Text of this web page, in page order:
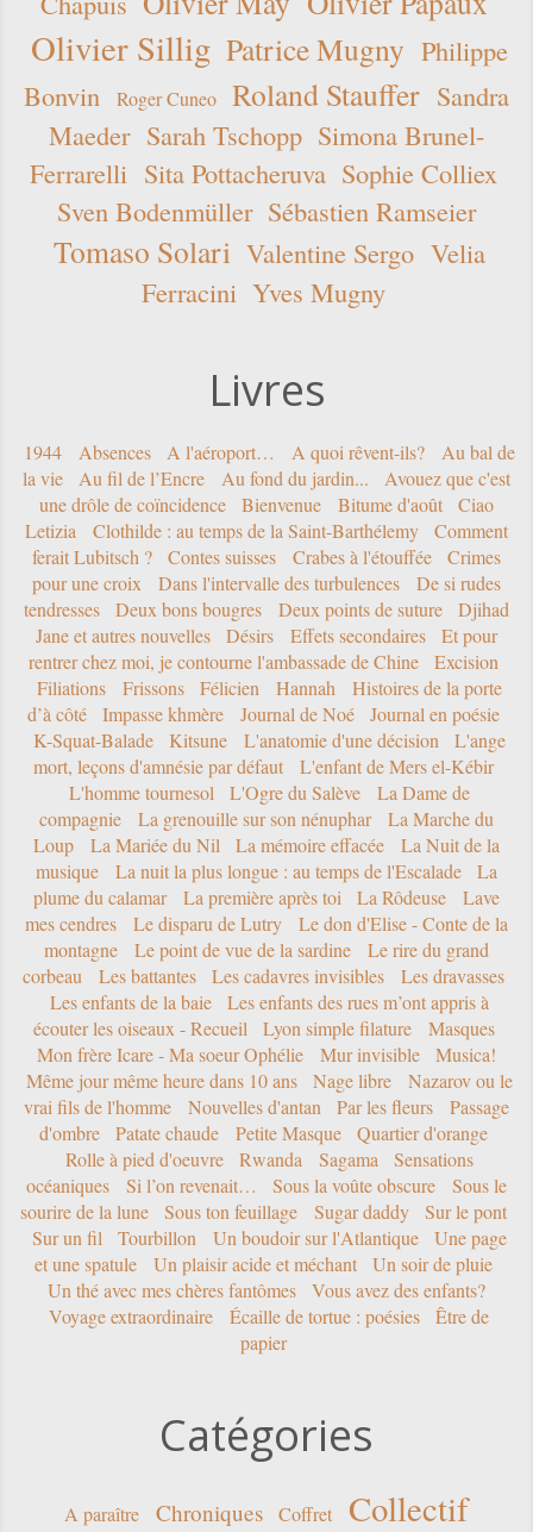
Olivier Sillig Patrice Mugny Philippe
Bonvin
Roger Cuneo Roland Stauffer Sandra
Maeder Sarah Tschopp Simona Brunel-
Ferrarelli Sita Pottacheruva Sophie Colliex
Sven Bodenmüller Sébastien Ramseier
Tomaso Solari Valentine Sergo Velia
Ferracini Yves Mugny
Livres
1944 Absences A l'aéroport… A quoi rêvent-ils?
Au bal de
la vie
Au fil de l’Encre Au fond du jardin...
Avouez que c'est
une drôle de coïncidence
Bienvenue Bitume d'août
Ciao
Letizia
Clothilde : au temps de la Saint-Barthélemy
Comment
ferait Lubitsch ?
Contes suisses Crabes à l'étouffée
Crimes
pour une croix
Dans l'intervalle des turbulences
De si rudes
tendresses
Deux bons bougres Deux points de suture
Djihad
Jane et autres nouvelles
Désirs Effets secondaires
Et pour
rentrer chez moi, je contourne l'ambassade de Chine
Excision
Filiations
Frissons Félicien Hannah
Histoires de la porte
d’à côté
Impasse khmère Journal de Noé
Journal en poésie
K-Squat-Balade
Kitsune L'anatomie d'une décision
L'ange
mort, leçons d'amnésie par défaut
L'enfant de Mers el-Kébir
L'homme tournesol
L'Ogre du Salève
La Dame de
compagnie
La grenouille sur son nénuphar
La Marche du
Loup
La Mariée du Nil La mémoire effacée
La Nuit de la
musique
La nuit la plus longue : au temps de l'Escalade
La
plume du calamar
La première après toi La Rôdeuse
Lave
mes cendres
Le disparu de Lutry
Le don d'Elise - Conte de la
montagne
Le point de vue de la sardine
Le rire du grand
corbeau
Les battantes Les cadavres invisibles
Les dravasses
Les enfants de la baie
Les enfants des rues m’ont appris à
écouter les oiseaux - Recueil
Lyon simple filature
Masques
Mon frère Icare - Ma soeur Ophélie
Mur invisible
Musica!
Même jour même heure dans 10 ans
Nage libre
Nazarov ou le
vrai fils de l'homme
Nouvelles d'antan Par les fleurs
Passage
d'ombre
Patate chaude Petite Masque
Quartier d'orange
Rolle à pied d'oeuvre
Rwanda Sagama
Sensations
océaniques
Si l’on revenait… Sous la voûte obscure
Sous le
sourire de la lune
Sous ton feuillage Sugar daddy
Sur le pont
Sur un fil
Tourbillon Un boudoir sur l'Atlantique
Une page
et une spatule
Un plaisir acide et méchant
Un soir de pluie
Un thé avec mes chères fantômes
Vous avez des enfants?
Voyage extraordinaire
Écaille de tortue : poésies
Être de
papier
Catégories
A paraître Chroniques Coffret
Collectif